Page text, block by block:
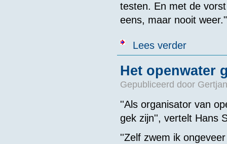
testen. En met de
eens, maar nooit weer."
Lees verderover
Het openwater
Gepubliceerd door
''Als organisator van
gek zijn'', vertelt Hans
''Zelf zwem ik